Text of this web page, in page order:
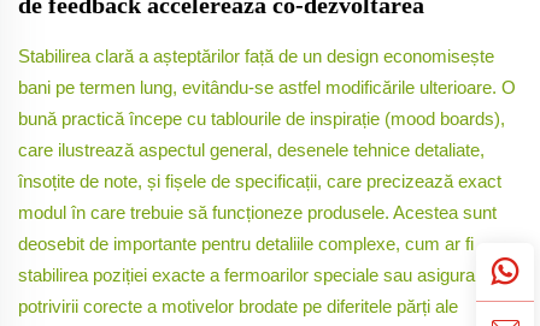
Stabilirea clară a așteptărilor față de un design economisește
bani pe termen lung, evitându-se astfel modificările ulterioare. O
bună practică începe cu tablourile de inspirație (mood boards),
care ilustrează aspectul general, desenele tehnice detaliate,
însoțite de note, și fișele de specificații, care precizează exact
modul în care trebuie să funcționeze produsele. Acestea sunt
deosebit de importante pentru detaliile complexe, cum ar fi
stabilirea poziției exacte a fermoarilor speciale sau asigurarea
potrivirii corecte a motivelor brodate pe diferitele părți ale